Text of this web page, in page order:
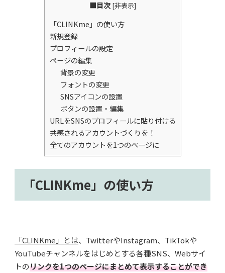
■目次 [非表示]
「CLINKme」の使い方
新規登録
プロフィールの設定
ページの編集
背景の変更
フォントの変更
SNSアイコンの設置
ボタンの設置・編集
URLをSNSのプロフィールに貼り付ける
共感されるアカウントづくりを！
全てのアカウントを1つのページに
「CLINKme」の使い方
「CLINKme」とは、TwitterやInstagram、TikTokや
YouTubeチャンネルをはじめとする各種SNS、Webサイ
トのリンクを1つのページにまとめて表示することができ